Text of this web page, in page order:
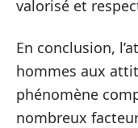
valorisé et
En conclusion,
hommes aux
phénomène
nombreux